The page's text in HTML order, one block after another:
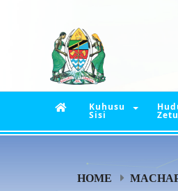
Kuhusu
Sisi Zetu
HOME